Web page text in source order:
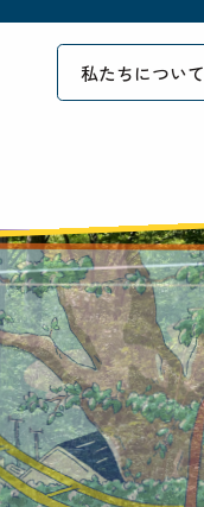
私たちについて